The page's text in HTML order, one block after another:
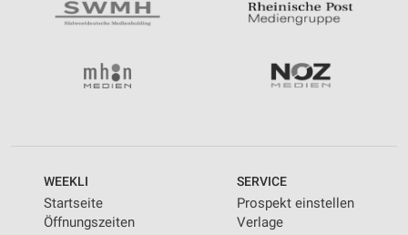
WEEKLI
Startseite
Öffnungszeiten
SERVICE
Prospekt einstellen
Verlage